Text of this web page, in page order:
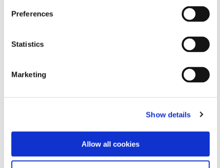
Preferences
Statistics
Marketing
Show details
Allow all cookies